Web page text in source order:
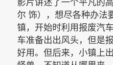
影片讲述了一个平凡的
尔 饰），想尽各种办法
镇，开始时利用报废汽
车准备出出风头，但是
好用。但后来，小镇上